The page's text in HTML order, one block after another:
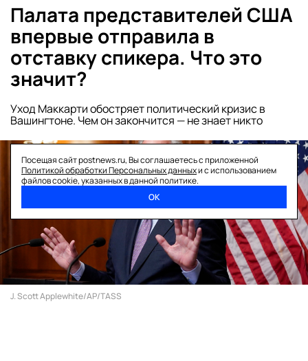
Палата представителей США
впервые отправила в
отставку спикера. Что это
значит?
Уход Маккарти обостряет политический кризис в
Вашингтоне. Чем он закончится — не знает никто
J. Scott Applewhite/AP/TASS
Посещая сайт postnews.ru, Вы соглашаетесь с приложенной
Политикой обработки Персональных данныхи с использованием
файлов cookie, указанных в данной политике.
ОК